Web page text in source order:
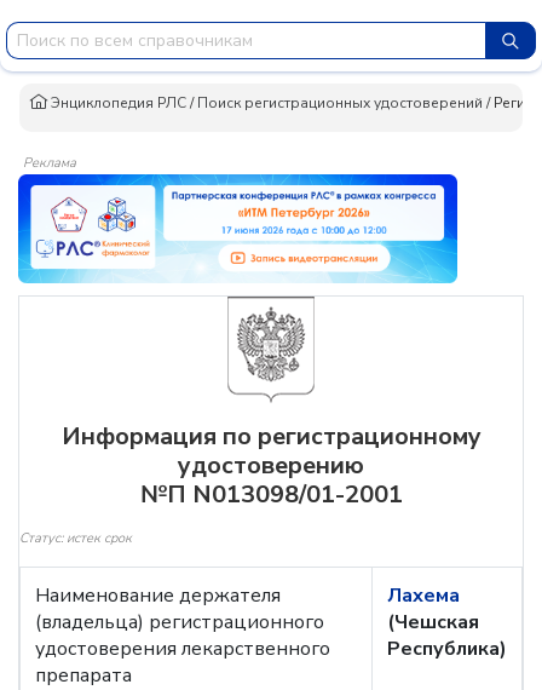
Энциклопедия РЛС/Поиск регистрационных удостоверений /
Реклама
Информация по регистрационному
удостоверению
№П N013098/01-2001
Статус: истек срок
Наименование держателя
(владельца) регистрационного
удостоверения лекарственного
препарата
Лахема
(Чешская
Республика)